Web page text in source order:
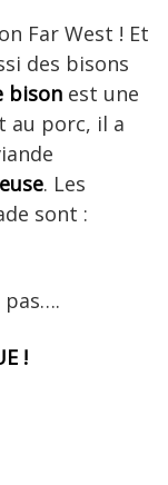
Far West ! Et
des bisons
bison est une
au porc, il a
. Les
sont :
pas….
!